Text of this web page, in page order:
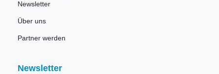
Newsletter
Über uns
Partner werden
Newsletter